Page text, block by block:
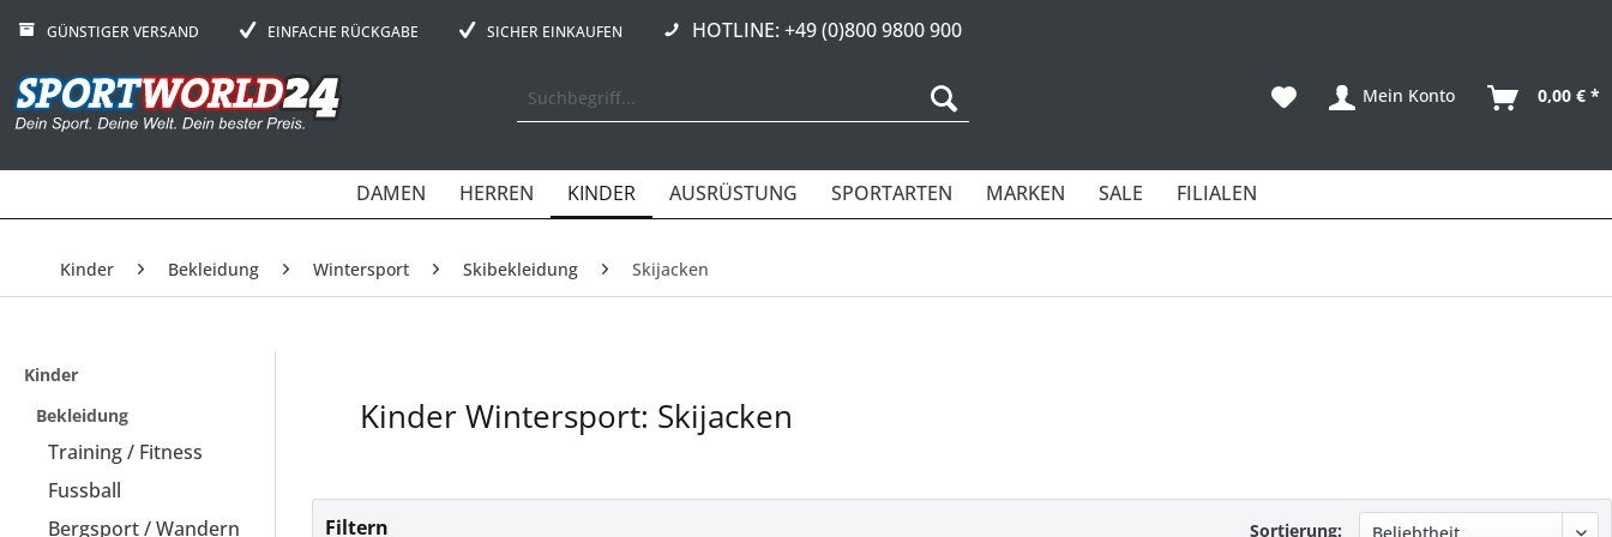
GÜNSTIGER VERSAND EINFACHE RÜCKGABE SICHER EINKAUFEN HOTLINE: +49 (0)800 9800 900
Mein Konto 0,00 € *
DAMEN HERREN KINDER AUSRÜSTUNG SPORTARTEN MARKEN SALE FILIALEN
Kinder Bekleidung Wintersport Skibekleidung Skijacken
Kinder
Bekleidung
Training / Fitness
Fussball
Bergsport / Wandern
Kinder Wintersport: Skijacken
Filtern Sortierung: